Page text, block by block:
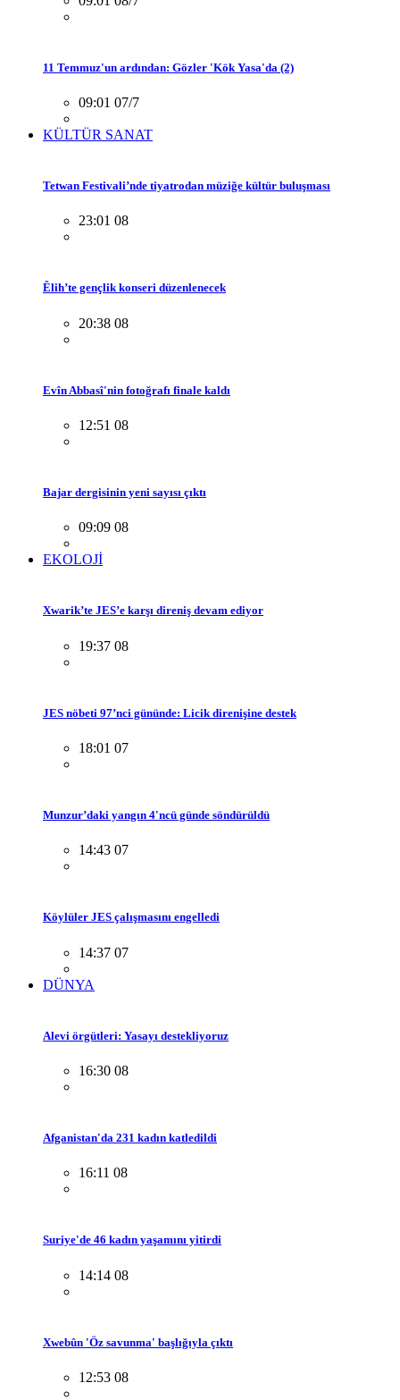
11 Temmuz'un ardından: Gözler 'Kök Yasa'da (2)
09:01 07/7
KÜLTÜR SANAT
Tetwan Festivali’nde tiyatrodan müziğe kültür buluşması
23:01 08
Êlih’te gençlik konseri düzenlenecek
20:38 08
Evîn Abbasî'nin fotoğrafı finale kaldı
12:51 08
Bajar dergisinin yeni sayısı çıktı
09:09 08
EKOLOJİ
Xwarik’te JES’e karşı direniş devam ediyor
19:37 08
JES nöbeti 97’nci gününde: Licik direnişine destek
18:01 07
Munzur’daki yangın 4'ncü günde söndürüldü
14:43 07
Köylüler JES çalışmasını engelledi
14:37 07
DÜNYA
Alevi örgütleri: Yasayı destekliyoruz
16:30 08
Afganistan'da 231 kadın katledildi
16:11 08
Suriye'de 46 kadın yaşamını yitirdi
14:14 08
Xwebûn 'Öz savunma' başlığıyla çıktı
12:53 08